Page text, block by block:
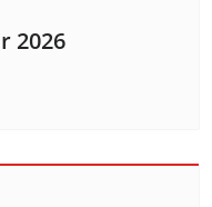
2026